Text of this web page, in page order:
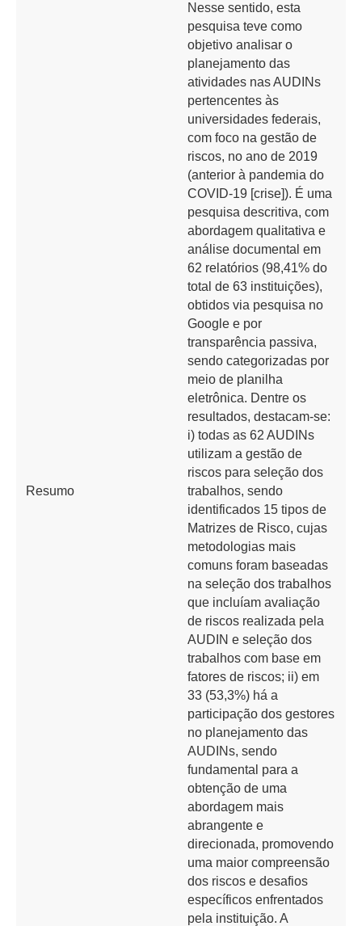
Resumo
Nesse sentido, esta
pesquisa teve como
objetivo analisar o
planejamento das
atividades nas AUDINs
pertencentes às
universidades federais,
com foco na gestão de
riscos, no ano de 2019
(anterior à pandemia do
COVID-19 [crise]). É uma
pesquisa descritiva, com
abordagem qualitativa e
análise documental em
62 relatórios (98,41% do
total de 63 instituições),
obtidos via pesquisa no
Google e por
transparência passiva,
sendo categorizadas por
meio de planilha
eletrônica. Dentre os
resultados, destacam-se:
i) todas as 62 AUDINs
utilizam a gestão de
riscos para seleção dos
trabalhos, sendo
identificados 15 tipos de
Matrizes de Risco, cujas
metodologias mais
comuns foram baseadas
na seleção dos trabalhos
que incluíam avaliação
de riscos realizada pela
AUDIN e seleção dos
trabalhos com base em
fatores de riscos; ii) em
33 (53,3%) há a
participação dos gestores
no planejamento das
AUDINs, sendo
fundamental para a
obtenção de uma
abordagem mais
abrangente e
direcionada, promovendo
uma maior compreensão
dos riscos e desafios
específicos enfrentados
pela instituição. A